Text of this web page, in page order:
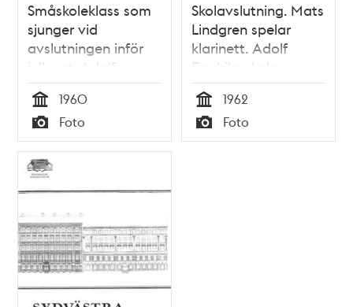
Småskoleklass som
sjunger vid
avslutningen inför
jullovet. Adolf
Fredriks skola
Tid
1960
Typ
Foto
Skolavslutning. Mats
Lindgren spelar
klarinett. Adolf
Fredriks skola.
Tid
1962
Typ
Foto